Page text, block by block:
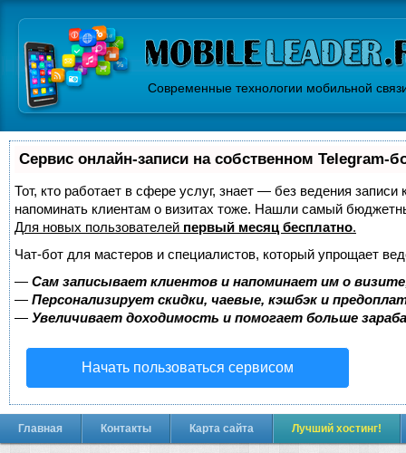
Современные технологии мобильной
Сервис онлайн-записи на собственном Telegram-
Тот, кто работает в сфере услуг, знает — без ведения
напоминать клиентам о визитах тоже. Нашли самый
Для новых пользователей первый месяц бесплатно.
Чат-бот для мастеров и специалистов, который упрощает
— Сам записывает клиентов и напоминает им о
— Персонализирует скидки, чаевые, кэшбэк и
— Увеличивает доходимость и помогает больше
Начать пользоваться сервисом
Главная Контакты Карта сайта Лучший хостинг!